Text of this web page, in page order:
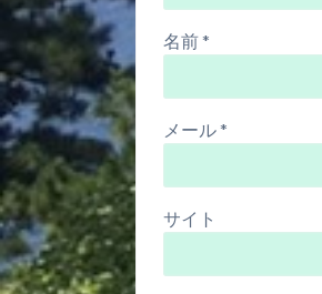
名前*
メール*
サイト